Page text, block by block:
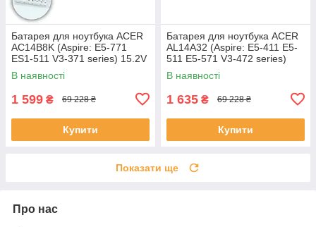
Батарея для ноутбука ACER
AC14B8K (Aspire: E5-771
ES1-511 V3-371 series) 15.2V
2200mAh Чорний
В наявності
1 599 ₴ 69 228 ₴
Купити
Батарея для ноутбука ACER
AL14A32 (Aspire: E5-411 E5-
511 E5-571 V3-472 series)
11.1V 5200mAh Чорний
В наявності
1 635 ₴ 69 228 ₴
Купити
Показати ще
Про нас